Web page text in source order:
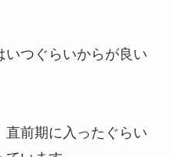
つぐらいからが良い
前期に入ったぐらい